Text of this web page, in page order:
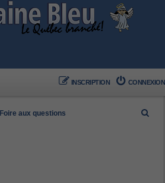
CONNEXION
INSCRIPTION
Foire aux questions